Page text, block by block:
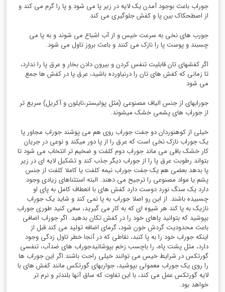
جوراب باعث بوجود آمدن یک لایه در زیر پا می شود و پا را گرم می کند و
از اصطحکاک بین پا و کفش جلوگیری می کند
جورب های نخی به سرعت خیس و از آب اشباع می شوند و به پا می
چسبند و پوست پا را نازک می کنند و باعث بروز تاول می شود.
اگر کفشهای تان قابلیت تنفس کردن و بیرون دادن بخار و عرق پا را ندارد،
تا زمانی که کفش های تان را درنیاورده باشید، عرق پا در کفش ها جمع
می شود
جورابهای از جنس الیاف مصنوعی (مثل پولیستر،نایلون و آکریل) سریع تر
از جوراب های پشمی خشک میشوند.
خیلی از کوهنوردان دو جفت جوراب روی هم می پوشند جوراب مجاور پا
یک جوراب نازک نخی است که عرق را از پا دور میکند و نوعی در جریان
کار خشک باقی می ماند جوراب دوم کلفت و ضخیم تر انتخاب می شود تا
بتواند رطوبت عرق پا را از جوراب دیگر جذب کند و تشکیل لایه ای در زیر
پا بدهد بعضی هم یک جفت جوراب نیمه کلفت یا کاملا کلفت از جنس
پشم یا مواد مصنوعی را ترجیح می دهند. البته استثناهای زیادی وجود
دارد یک سنگ نورد دوست دارد کفش های با انعطاف کامل به پای او
چسبیده باشند. از این رو اصلا جوراب به پا نمی کند و شاید یک جوراب
نازیک به پا کند هر شیوه ای که به کار می گیرید، سعی کنید طوری جوراب
بپوشید که بتوانید پاهای خود را در کفش تکان بدهید. اگر جوراب اضافی
باعث محدودیت گردش خون شود، گرمای اضافه تولید می کند.قبل از
اینکه جوراب خود را به پا کنبد، نقاطی که در آنجا خطر تاول زدگی وجود
دارد، مثل پشت پاه، را باچسب زخم بپوشانیدجوراب های ضدآب، تنفسی
گورتکس در شرایط خیس می توانند خیلی راحت باشند.اگر این جوراب ها
را روی یک جوراب معمولی بپوشید، جواربهای گورتکس مانند کفش های با
لایه گورتکس عمل می کند، با این تفاوت که ساق آنها بلندتر و نرم تر
خواهد بود.